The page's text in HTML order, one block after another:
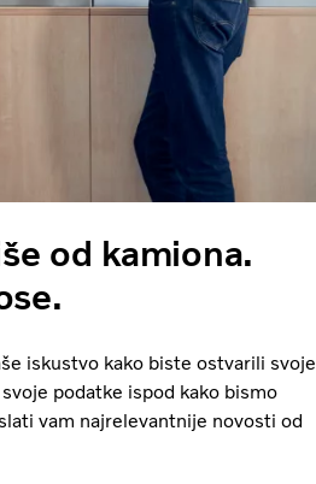
od kamiona.
iskustvo kako biste ostvarili svoje
podatke ispod kako bismo
vam najrelevantnije novosti od